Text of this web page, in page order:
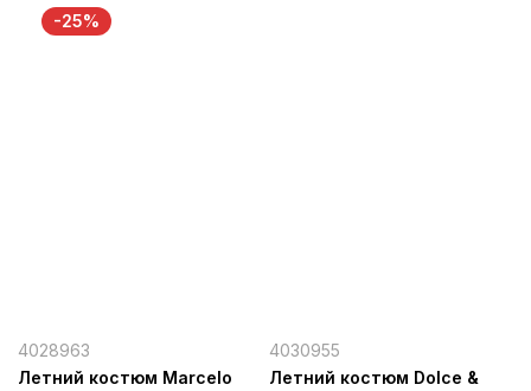
-25%
4028963
Летний костюм Marcelo
4030955
Летний костюм Dolce &